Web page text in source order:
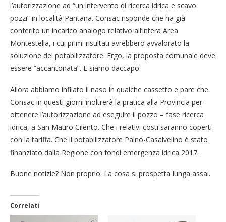
l’autorizzazione ad “un intervento di ricerca idrica e scavo
pozzi” in località Pantana. Consac risponde che ha già
conferito un incarico analogo relativo all’intera Area
Montestella, i cui primi risultati avrebbero avvalorato la
soluzione del potabilizzatore. Ergo, la proposta comunale deve
essere “accantonata”. E siamo daccapo.
Allora abbiamo infilato il naso in qualche cassetto e pare che
Consac in questi giorni inoltrerà la pratica alla Provincia per
ottenere l’autorizzazione ad eseguire il pozzo – fase ricerca
idrica, a San Mauro Cilento. Che i relativi costi saranno coperti
con la tariffa. Che il potabilizzatore Paino-Casalvelino è stato
finanziato dalla Regione con fondi emergenza idrica 2017.
Buone notizie? Non proprio. La cosa si prospetta lunga assai.
Correlati